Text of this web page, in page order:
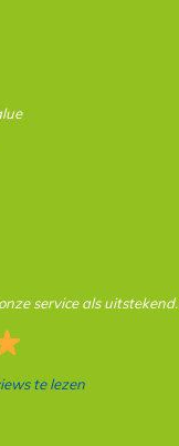
service als uitstekend.
te lezen